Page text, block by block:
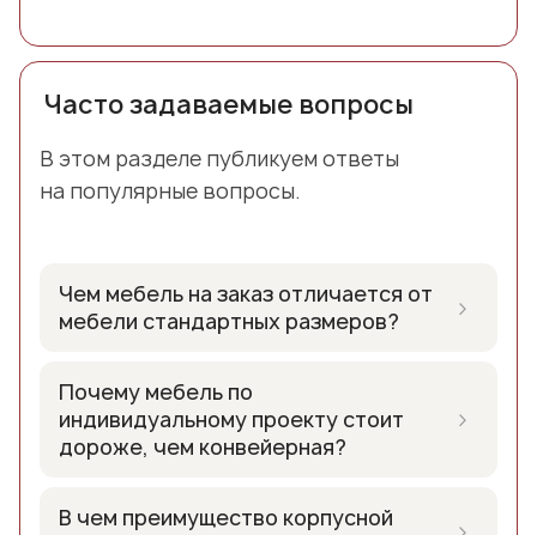
Часто задаваемые вопросы
В этом разделе публикуем ответы
на популярные вопросы.
Чем мебель на заказ отличается от
мебели стандартных размеров?
›
материалов, выбранных Вами, в любом
цветовом решении и по
спроектированному только для Вас
Почему мебель по
индивидуальному проекту стоит
дороже, чем конвейерная?
›
производству конвейерной
В чем преимущество корпусной